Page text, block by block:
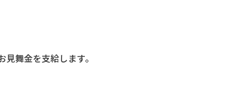
舞金を支給します。